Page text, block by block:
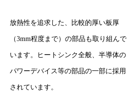
放熱性を追求した、比較的厚い板厚
（3mm程度まで）の部品も取り組んで
います。ヒートシンク全般、半導体の
パワーデバイス等の部品の一部に採用
されています。